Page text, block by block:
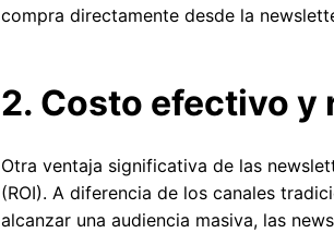
compra directamente desde la
2. Costo efectivo y
Otra ventaja significativa de las
(ROI). A diferencia de los canales
alcanzar una audiencia masiva, las